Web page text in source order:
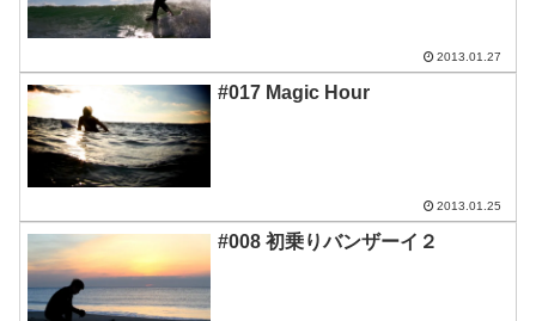
2013.01.27
#017 Magic Hour
2013.01.25
#008 初乗りバンザーイ２